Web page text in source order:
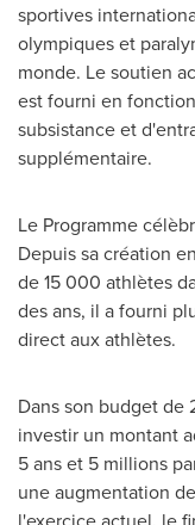
sportives
olympiques et
monde. Le soutien
est fourni en
subsistance et
supplémentaire.
Le Programme
Depuis sa création
de 15 000 athlètes
des ans, il a fourni
direct aux athlètes.
Dans son budget de
investir un montant
5 ans et 5 millions
une augmentation